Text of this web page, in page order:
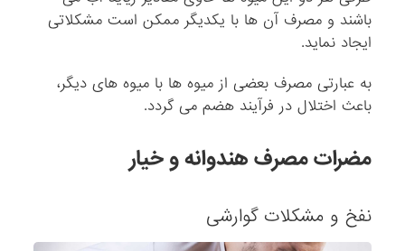
باشند و مصرف آن ها با یکدیگر ممکن است مشکلاتی
ایجاد نماید.
به عبارتی مصرف بعضی از میوه ها با میوه های دیگر،
باعث اختلال در فرآیند هضم می گردد.
مضرات مصرف هندوانه و خیار
نفخ و مشکلات گوارشی